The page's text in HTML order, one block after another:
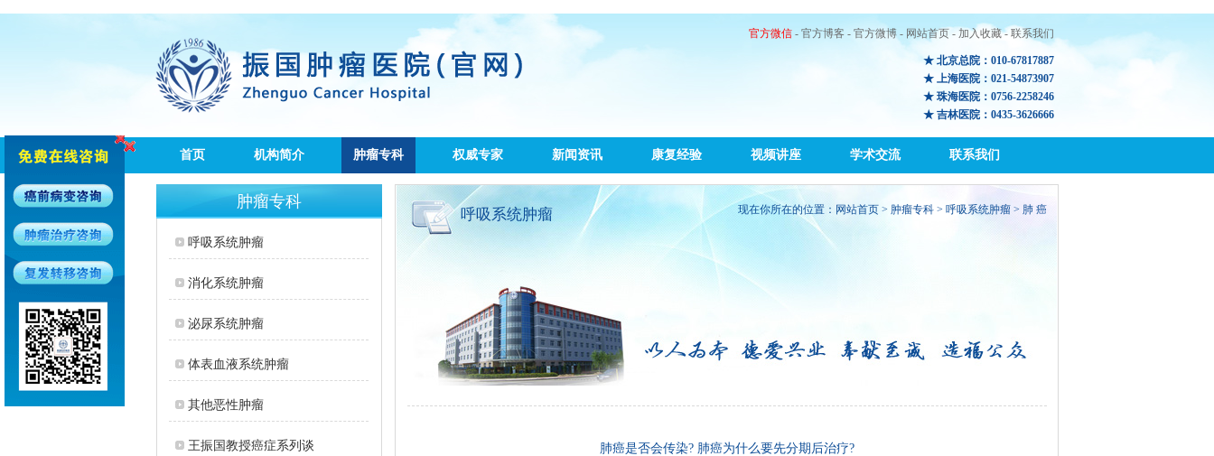
官方微信- 官方博客 - 官方微博- 网站首页- 加入收藏- 联系我们
★ 北京总院：010-67817887
★ 上海医院：021-54873907
★ 珠海医院：0756-2258246
★ 吉林医院：0435-3626666
首页 机构简介 肿瘤专科 权威专家 新闻资讯 康复经验 视频讲座 学术交流 联系我们
肿瘤专科
呼吸系统肿瘤
消化系统肿瘤
泌尿系统肿瘤
体表血液系统肿瘤
其他恶性肿瘤
王振国教授癌症系列谈
呼吸系统肿瘤 现在你所在的位置： 网站首页 > 肿瘤专科 > 呼吸系统肿瘤 > 肺 癌
肺癌是否会传染? 肺癌为什么要先分期后治疗?